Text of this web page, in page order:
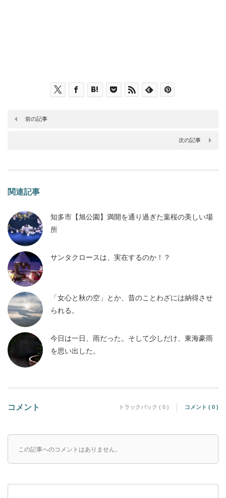
前の記事
次の記事
関連記事
知多市【旭公園】満開を通り過ぎた葉桜の美しい場
所
サンタクロースは、実在するのか！？
「女心と秋の空」とか、昔のことわざには納得させ
られる。
今日は一日、雨だった。そして少しだけ、東海豪雨
を思い出した。
コメント トラックバック ( 0 ) コメント ( 0 )
この記事へのコメントはありません。